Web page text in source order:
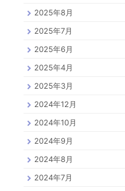
2025年8月
2025年7月
2025年6月
2025年4月
2025年3月
2024年12月
2024年10月
2024年9月
2024年8月
2024年7月